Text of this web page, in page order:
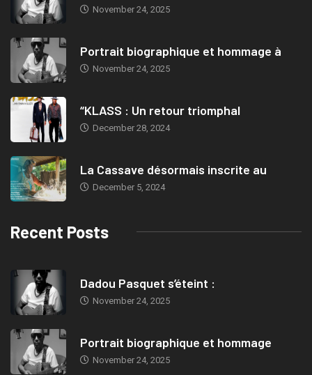
November 24, 2025
Portrait biographique et hommage à
November 24, 2025
“KLASS : Un retour triomphal
December 28, 2024
La Cassave désormais inscrite au
December 5, 2024
Recent Posts
Dadou Pasquet s’éteint :
November 24, 2025
Portrait biographique et hommage
November 24, 2025